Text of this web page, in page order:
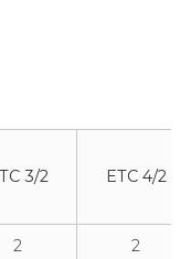
3/2 ETC 4/2
2
2